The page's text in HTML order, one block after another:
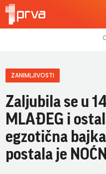
ZANIMLJIVOSTI
Zaljubila se u
MLAĐEG i
egzotična
postala je